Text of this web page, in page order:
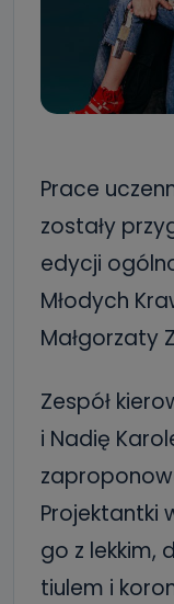
Prace
zostały
edycji
Młodych
Małgorzaty
Zespół
i Nadię
Projektantki
go z lekkim,
tiulem i